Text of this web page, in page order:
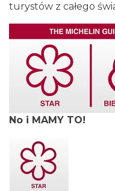
turystów z całego
No i MAMY TO!